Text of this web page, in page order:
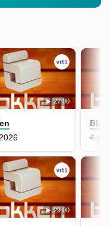
27:00
29:00
4